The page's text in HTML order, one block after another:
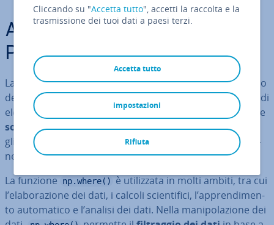
A cosa serve np.where in
Python?
La funzione np.where() in Python è un ef­fi­cien­te metodo
della libreria NumPy, utile per la selezione con­di­zio­na­le di
elementi di un array. Iden­ti­fi­ca ed estrae gli elementi che
sod­di­sfa­no una de­ter­mi­na­ta con­di­zio­nee re­sti­tui­sce
gli indici o i valori che cor­ri­spon­do­no a questa con­di­zio­
ne.
La funzione np.where() è uti­liz­za­ta in molti ambiti, tra cui
l’ela­bo­ra­zio­ne dei dati, i calcoli scien­ti­fi­ci, l’ap­pren­di­men­
to au­to­ma­ti­co e l’analisi dei dati. Nella ma­ni­po­la­zio­ne dei
Cliccando su "Accetta tutto", accetti la raccolta e la
trasmissione dei tuoi dati a paesi terzi.
Accetta tutto
Rifiuta
impostazioni